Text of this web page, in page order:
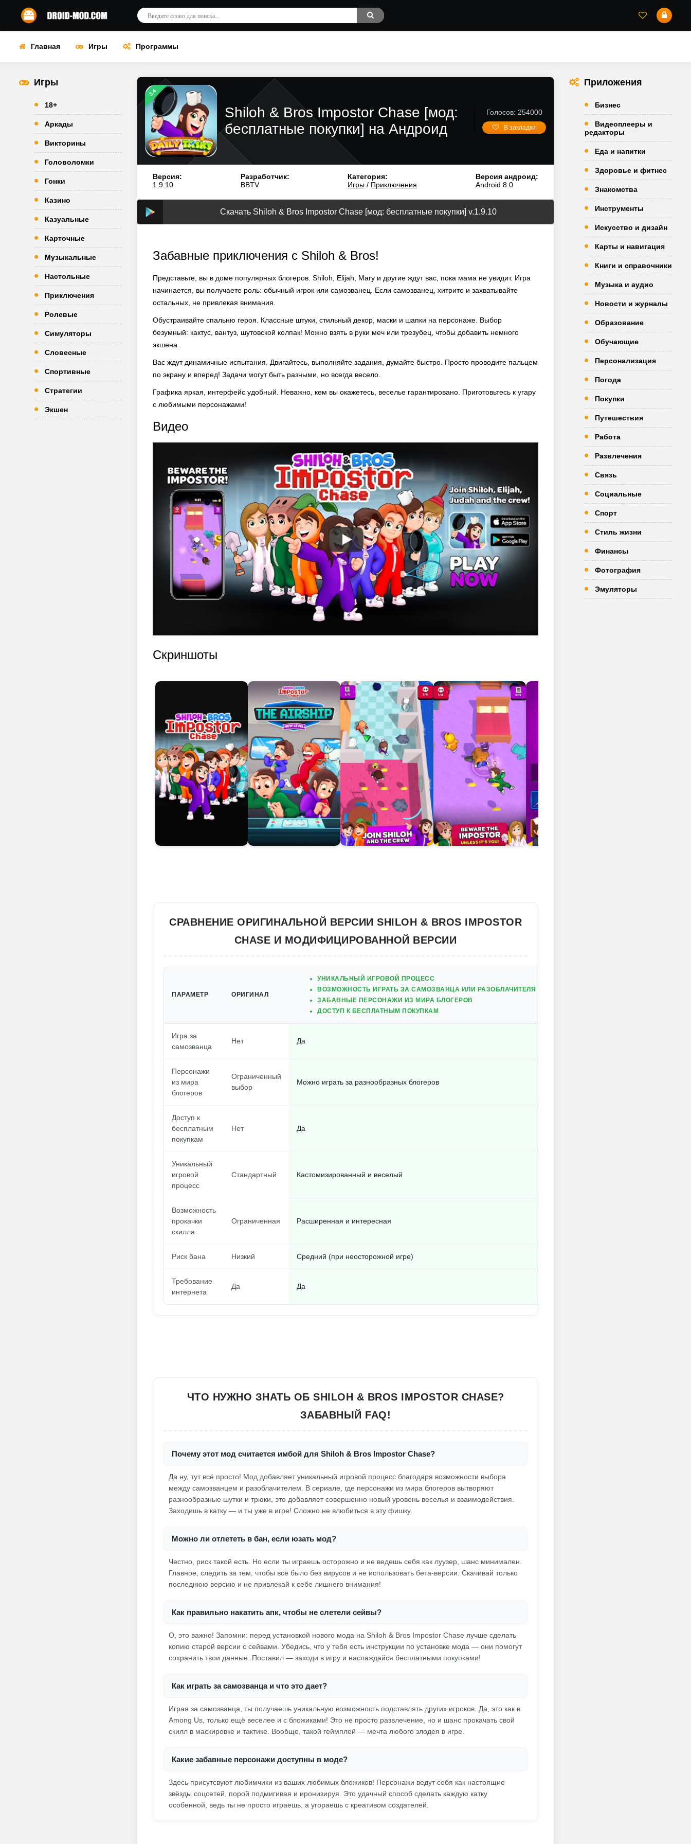
Главная Игры Программы
Игры
18+
Аркады
Викторины
Головоломки
Гонки
Казино
Казуальные
Карточные
Музыкальные
Настольные
Приключения
Ролевые
Симуляторы
Словесные
Спортивные
Стратегии
Экшен
3.4
Shiloh & Bros Impostor Chase [мод:
бесплатные покупки] на Андроид
Голосов: 254000
В закладки
Версия:
1.9.10
Разработчик:
BBTV
Категория:
Игры / Приключения
Версия андроид:
Android 8.0
Скачать Shiloh & Bros Impostor Chase [мод: бесплатные покупки] v.1.9.10
Забавные приключения с Shiloh & Bros!
Представьте, вы в доме популярных блогеров. Shiloh, Elijah, Mary и другие ждут вас, пока мама не увидит. Игра
начинается, вы получаете роль: обычный игрок или самозванец. Если самозванец, хитрите и захватывайте
остальных, не привлекая внимания.
Обустраивайте спальню героя. Классные штуки, стильный декор, маски и шапки на персонаже. Выбор
безумный: кактус, вантуз, шутовской колпак! Можно взять в руки меч или трезубец, чтобы добавить немного
экшена.
Вас ждут динамичные испытания. Двигайтесь, выполняйте задания, думайте быстро. Просто проводите пальцем
по экрану и вперед! Задачи могут быть разными, но всегда весело.
Графика яркая, интерфейс удобный. Неважно, кем вы окажетесь, веселье гарантировано. Приготовьтесь к угару
с любимыми персонажами!
Видео
Скриншоты
СРАВНЕНИЕ ОРИГИНАЛЬНОЙ ВЕРСИИ SHILOH & BROS IMPOSTOR
CHASE И МОДИФИЦИРОВАННОЙ ВЕРСИИ
ПАРАМЕТР ОРИГИНАЛ
УНИКАЛЬНЫЙ ИГРОВОЙ ПРОЦЕСС
ВОЗМОЖНОСТЬ ИГРАТЬ ЗА САМОЗВАНЦА ИЛИ РАЗОБЛАЧИТЕЛЯ
ЗАБАВНЫЕ ПЕРСОНАЖИ ИЗ МИРА БЛОГЕРОВ
ДОСТУП К БЕСПЛАТНЫМ ПОКУПКАМ
Игра за
самозванца
Нет Да
Персонажи
из мира
блогеров
Ограниченный
выбор
Можно играть за разнообразных блогеров
Доступ к
бесплатным
покупкам
Нет Да
Уникальный
игровой
процесс
Стандартный Кастомизированный и веселый
Возможность
прокачки
скилла
Ограниченная Расширенная и интересная
Риск бана Низкий Средний (при неосторожной игре)
Требование
интернета
Да Да
ЧТО НУЖНО ЗНАТЬ ОБ SHILOH & BROS IMPOSTOR CHASE?
ЗАБАВНЫЙ FAQ!
Почему этот мод считается имбой для Shiloh & Bros Impostor Chase?
Да ну, тут всё просто! Мод добавляет уникальный игровой процесс благодаря возможности выбора
между самозванцем и разоблачителем. В сериале, где персонажи из мира блогеров вытворяют
разнообразные шутки и трюки, это добавляет совершенно новый уровень веселья и взаимодействия.
Заходишь в катку — и ты уже в игре! Сложно не влюбиться в эту фишку.
Можно ли отлететь в бан, если юзать мод?
Честно, риск такой есть. Но если ты играешь осторожно и не ведешь себя как луузер, шанс минимален.
Главное, следить за тем, чтобы всё было без вирусов и не использовать бета-версии. Скачивай только
последнюю версию и не привлекай к себе лишнего внимания!
Как правильно накатить апк, чтобы не слетели сейвы?
О, это важно! Запомни: перед установкой нового мода на Shiloh & Bros Impostor Chase лучше сделать
копию старой версии с сейвами. Убедись, что у тебя есть инструкции по установке мода — они помогут
сохранить твои данные. Поставил — заходи в игру и наслаждайся бесплатными покупками!
Как играть за самозванца и что это дает?
Играя за самозванца, ты получаешь уникальную возможность подставлять других игроков. Да, это как в
Among Us, только ещё веселее и с бложиками! Это не просто развлечение, но и шанс прокачать свой
скилл в маскировке и тактике. Вообще, такой геймплей — мечта любого злодея в игре.
Какие забавные персонажи доступны в моде?
Здесь присутсвуют любимчики из ваших любимых бложиков! Персонажи ведут себя как настоящие
звёзды соцсетей, порой подмигивая и иронизируя. Это удачный способ сделать каждую катку
особенной, ведь ты не просто играешь, а угораешь с креативом создателей.
Приложения
Бизнес
Видеоплееры и
редакторы
Еда и напитки
Здоровье и фитнес
Знакомства
Инструменты
Искусство и дизайн
Карты и навигация
Книги и справочники
Музыка и аудио
Новости и журналы
Образование
Обучающие
Персонализация
Погода
Покупки
Путешествия
Работа
Развлечения
Связь
Социальные
Спорт
Стиль жизни
Финансы
Фотография
Эмуляторы